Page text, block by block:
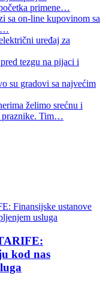
primene…
sa on-line kupovinom sa
…
uređaj za
tezgu na pijaci i
su gradovi sa najvećim
želimo srećnu i
Tim…
kod nas